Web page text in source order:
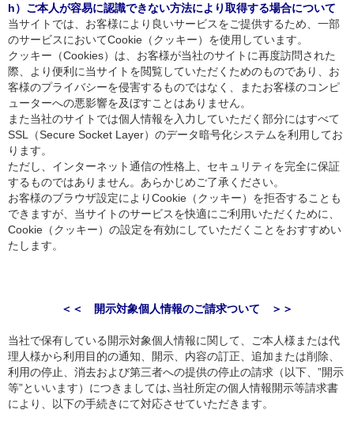
h）ご本人が容易に認識できない方法により取得する場合について
当サイトでは、お客様により良いサービスをご提供するため、一部
のサービスにおいてCookie（クッキー）を使用しています。
クッキー（Cookies）は、お客様が当社のサイトに再度訪問された
際、より便利に当サイトを閲覧していただくためのものであり、お
客様のプライバシーを侵害するものではなく、またお客様のコンピ
ューターへの悪影響を及ぼすことはありません。
また当社のサイトでは個人情報を入力していただく部分にはすべて
SSL（Secure Socket Layer）のデータ暗号化システムを利用してお
ります。
ただし、インターネット通信の性格上、セキュリティを完全に保証
するものではありません。あらかじめご了承ください。
お客様のブラウザ設定によりCookie（クッキー）を拒否することも
できますが、当サイトのサービスを快適にご利用いただくために、
Cookie（クッキー）の設定を有効にしていただくことをおすすめい
たします。
＜＜ 開示対象個人情報のご請求ついて ＞＞
当社で保有している開示対象個人情報に関して、ご本人様または代
理人様から利用目的の通知、開示、内容の訂正、追加または削除、
利用の停止、消去および第三者への提供の停止の請求（以下、”開示
等”といいます）につきましては､当社所定の個人情報開示等請求書
により、以下の手続きにて対応させていただきます。